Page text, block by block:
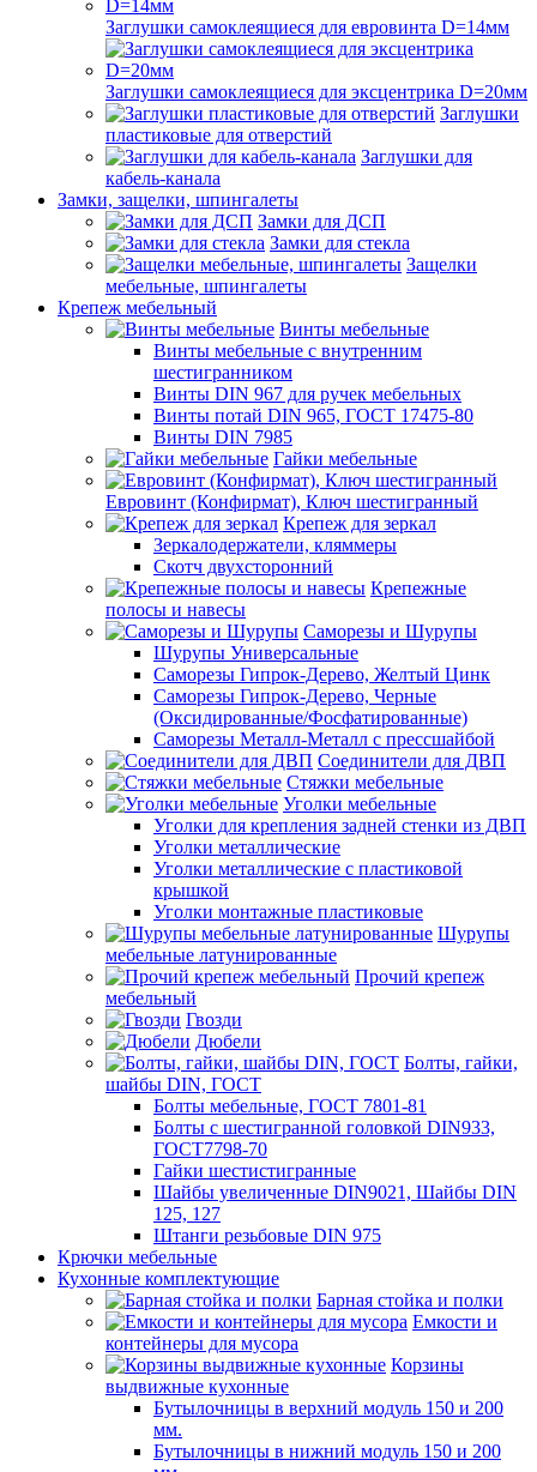
Заглушки самоклеящиеся для евровинта D=14мм
Заглушки самоклеящиеся для эксцентрика D=20мм
Заглушки
пластиковые для отверстий
Заглушки для
кабель-канала
Замки, защелки, шпингалеты
Замки для ДСП
Замки для стекла
Защелки
мебельные, шпингалеты
Крепеж мебельный
Винты мебельные
Винты мебельные с внутренним
шестигранником
Винты DIN 967 для ручек мебельных
Винты потай DIN 965, ГОСТ 17475-80
Винты DIN 7985
Гайки мебельные
Евровинт (Конфирмат), Ключ шестигранный
Крепеж для зеркал
Зеркалодержатели, кляммеры
Скотч двухсторонний
Крепежные
полосы и навесы
Саморезы и Шурупы
Шурупы Универсальные
Саморезы Гипрок-Дерево, Желтый Цинк
Саморезы Гипрок-Дерево, Черные
(Оксидированные/Фосфатированные)
Саморезы Металл-Металл с прессшайбой
Соединители для ДВП
Стяжки мебельные
Уголки мебельные
Уголки для крепления задней стенки из ДВП
Уголки металлические
Уголки металлические с пластиковой
крышкой
Уголки монтажные пластиковые
Шурупы
мебельные латунированные
Прочий крепеж
мебельный
Гвозди
Дюбели
Болты, гайки,
шайбы DIN, ГОСТ
Болты мебельные, ГОСТ 7801-81
Болты с шестигранной головкой DIN933,
ГОСТ7798-70
Гайки шестистигранные
Шайбы увеличенные DIN9021, Шайбы DIN
125, 127
Штанги резьбовые DIN 975
Крючки мебельные
Кухонные комплектующие
Барная стойка и полки
Емкости и
контейнеры для мусора
Корзины
выдвижные кухонные
Бутылочницы в верхний модуль 150 и 200
мм.
Бутылочницы в нижний модуль 150 и 200